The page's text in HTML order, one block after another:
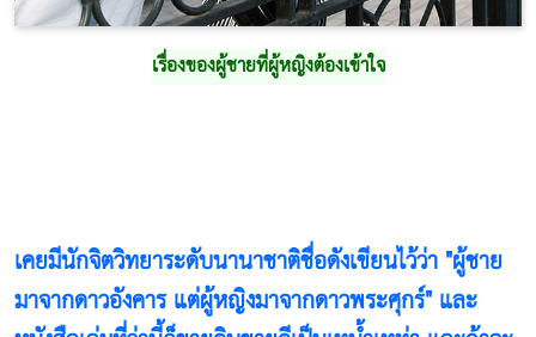
เรื่องของผู้ชายที่ผู้หญิงต้องเข้าใจ
เคยมีนักจิตวิทยาระดับนานาชาติชื่อดังเขียนไว้ว่า "ผู้ชาย
มาจากดาวอังคาร แต่ผู้หญิงมาจากดาวพระศุกร์" และ